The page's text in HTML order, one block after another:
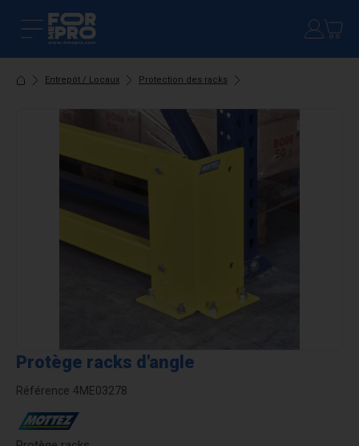
Entrepôt / Locaux Protection des racks
Protège racks d'angle
Référence 4ME03278